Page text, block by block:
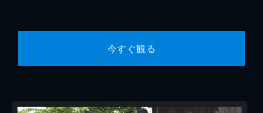
今すぐ観る